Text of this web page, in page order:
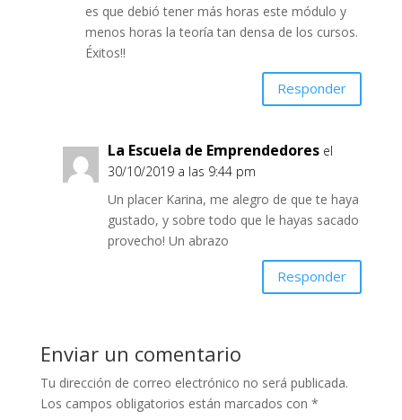
es que debió tener más horas este módulo y
menos horas la teoría tan densa de los cursos.
Éxitos!!
Responder
La Escuela de Emprendedores el
30/10/2019 a las 9:44 pm
Un placer Karina, me alegro de que te haya
gustado, y sobre todo que le hayas sacado
provecho! Un abrazo
Responder
Enviar un comentario
Tu dirección de correo electrónico no será publicada.
Los campos obligatorios están marcados con *